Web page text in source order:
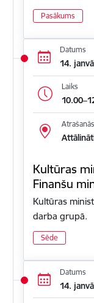
Pasākums
Datums
14.
Laiks
Kultūras
Finanšu
Kultūras
darba grupā.
Sēde
Datums
14.